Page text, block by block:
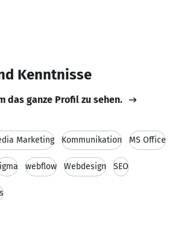
Kenntnisse
das ganze Profil zu sehen.
Marketing Kommunikation MS Office
webflow Webdesign SEO